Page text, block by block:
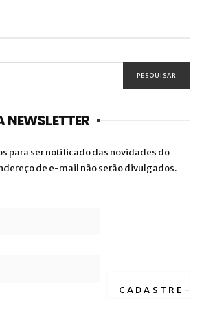
para ser notificado das novidades do
de e-mail não serão divulgados.